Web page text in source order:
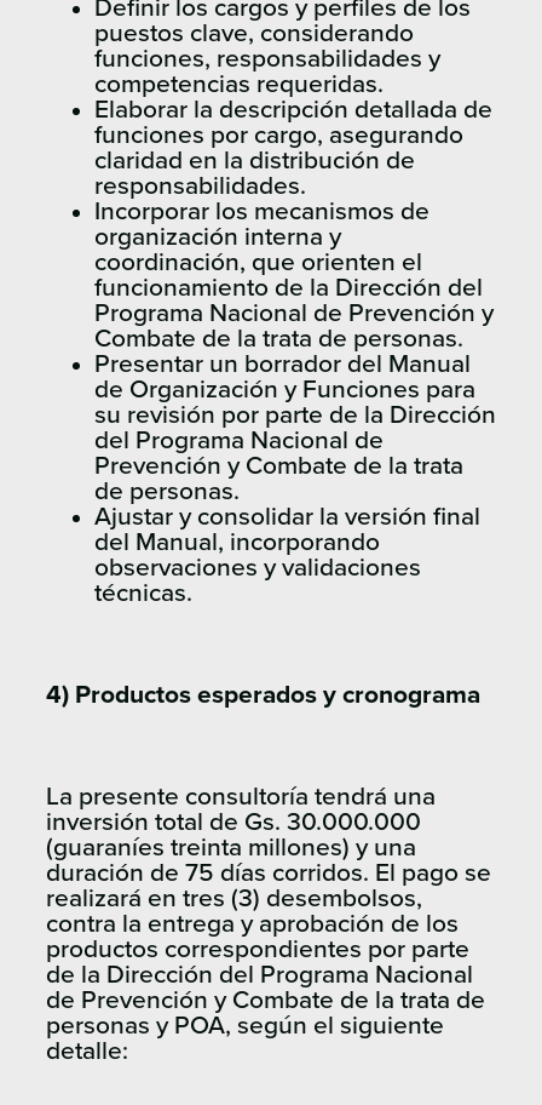
Definir los cargos y perfiles de los
puestos clave, considerando
funciones, responsabilidades y
competencias requeridas.
Elaborar la descripción detallada de
funciones por cargo, asegurando
claridad en la distribución de
responsabilidades.
Incorporar los mecanismos de
organización interna y
coordinación, que orienten el
funcionamiento de la Dirección del
Programa Nacional de Prevención y
Combate de la trata de personas.
Presentar un borrador del Manual
de Organización y Funciones para
su revisión por parte de la Dirección
del Programa Nacional de
Prevención y Combate de la trata
de personas.
Ajustar y consolidar la versión final
del Manual, incorporando
observaciones y validaciones
técnicas.
4) Productos esperados y cronograma
La presente consultoría tendrá una
inversión total de Gs. 30.000.000
(guaraníes treinta millones) y una
duración de 75 días corridos. El pago se
realizará en tres (3) desembolsos,
contra la entrega y aprobación de los
productos correspondientes por parte
de la Dirección del Programa Nacional
de Prevención y Combate de la trata de
personas y POA, según el siguiente
detalle: